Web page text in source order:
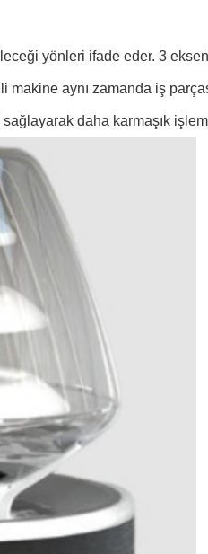
yönleri ifade eder. 3
aynı zamanda iş
daha karmaşık